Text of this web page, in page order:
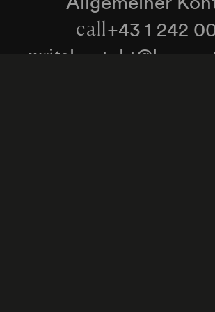
call+43 1 242
write